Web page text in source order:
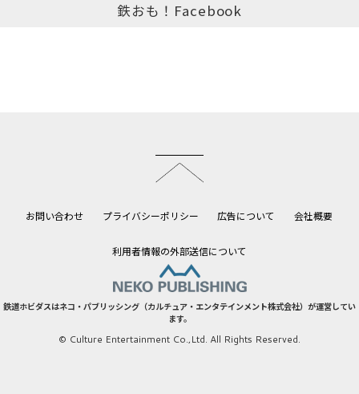
鉄おも！Facebook
お問い合わせ プライバシーポリシー 広告について 会社概要
利用者情報の外部送信について
鉄道ホビダスはネコ・パブリッシング（カルチュア・エンタテインメント株式会社）が運営してい
ます。
© Culture Entertainment Co.,Ltd. All Rights Reserved.